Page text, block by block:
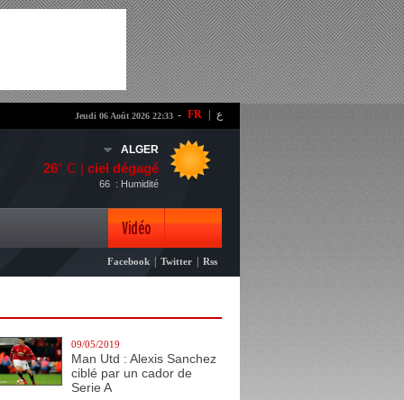
- FR ع Jeudi 06 Août 2026 22:33
ALGER
26° C | ciel dégagé
: Humidité
66
Vidéo
Photo
Facebook Twitter Rss
09/05/2019
Man Utd : Alexis Sanchez
ciblé par un cador de
Serie A